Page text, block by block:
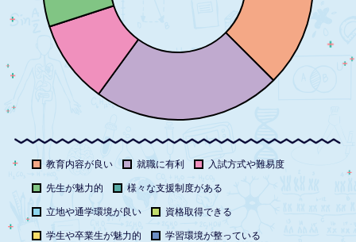
教育内容が良い 就職に有利 入試方式や難易度
先生が魅力的 様々な支援制度がある
立地や通学環境が良い 資格取得できる
学生や卒業生が魅力的 学習環境が整っている